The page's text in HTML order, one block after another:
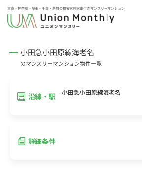
東京・神奈川・埼玉・千葉・茨城の格安家具家電付きマンスリーマンション
小田急小田原線海老名
のマンスリーマンション物件一覧
沿線・駅 小田急小田原線海老名
詳細条件